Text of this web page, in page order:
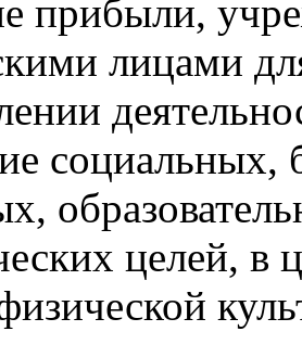
прибыли,
лицами
социальных,
целей, в